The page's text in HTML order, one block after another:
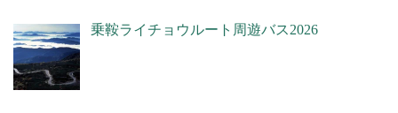
乗鞍ライチョウルート周遊バス2026